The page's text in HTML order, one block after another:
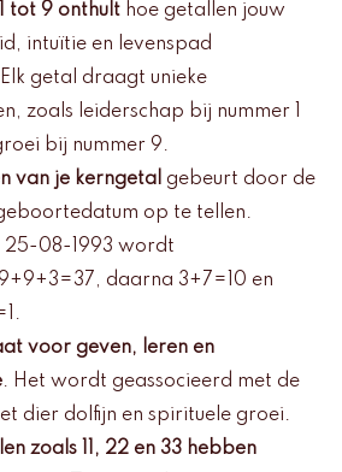
tot 9 onthult hoe getallen jouw
intuïtie en levenspad
getal draagt unieke
zoals leiderschap bij nummer 1
bij nummer 9.
van je kerngetal gebeurt door de
op te tellen.
25-08-1993 wordt
daarna 3+7=10 en
voor geven, leren en
. Het wordt geassocieerd met de
dier dolfijn en spirituele groei.
zoals 11, 22 en 33 hebben